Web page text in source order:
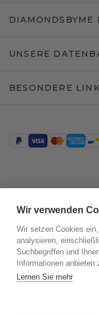
DIAMONDSBYME
UNSERE
BESONDERE
Wir verwenden
Wir setzen Cookies
analysieren,
Suchbegriffen und
Informationen anbieten
Lernen Sie mehr